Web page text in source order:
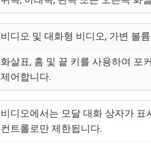
비디오 및 대화형 비디오, 가변 볼륨
화살표, 홈 및 끝 키를 사용하여 포
제어합니다.
비디오에서는 모달 대화 상자가
컨트롤로만 제한됩니다.